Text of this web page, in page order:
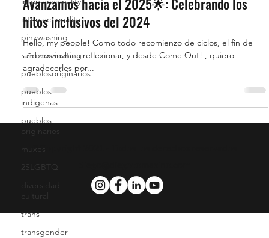
intersectionality
pinkwashing
rainbowwashing
pueblosoriginarios
pueblos
indigenas
pueblos
originarios
muxes
2SLGBTQ
diversidad
cultural
trans
transgender
hitos inclusivos del 2024
Hello, my people! Como todo recomienzo de ciclos, el fin de
año nos invita a reflexionar, y desde Come Out! , quiero
agradecerles por...
@Copyright 2021 - Todos los derechos reservados